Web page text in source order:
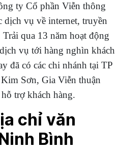
ty Cổ phần Viễn thông
dịch vụ về internet, truyền
qua 13 năm hoạt động
vụ tới hàng nghìn khách
đã có các chi nhánh tại TP
Sơn, Gia Viễn thuận
trợ khách hàng.
chỉ văn
Bình